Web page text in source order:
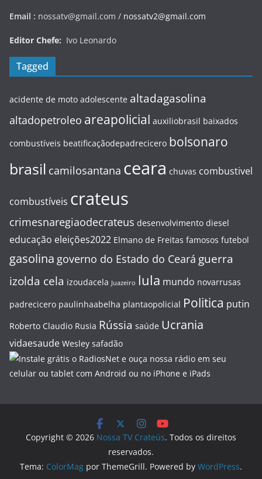
Email : nossatv@gmail.com / nossatv2@gmail.com
Editor Chefe: Ivo Leonardo
Tagged
acidente de moto adolescente altadagasolina
altadopetroleo areapolicial auxiliobrasil baixados
combustíveis beatificaçãodepadrecicero bolsonaro
brasil camilosantana ceara chuvas combustivel
combustíveis crateus
crimesnaregiaodecrateus desenvolvimento diesel
educação eleições2022 Elmano de Freitas famosos futebol
gasolina governo do Estado do Ceará guerra
izolda cela izoudacela Juazeiro lula mundo novarrusas
padrecicero paulinhaabelha plantaopolicial Politica putin
Roberto Claudio Rusia Rússia saúde Ucrania
vidaesaude Wesley safadão
Copyright © 2026 Nossa TV Crateús. Todos os direitos
reservados.
Tema: ColorMag por ThemeGrill. Powered by WordPress.